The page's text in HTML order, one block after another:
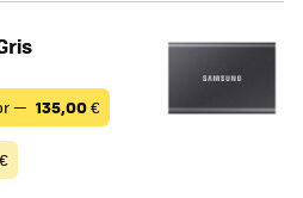
— 135,00€
€